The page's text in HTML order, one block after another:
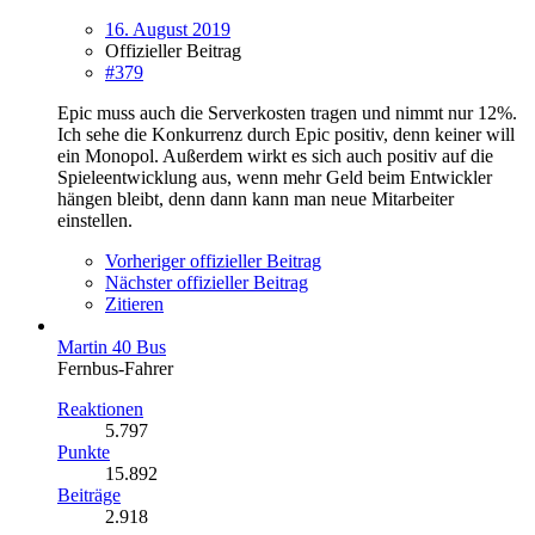
16. August 2019
Offizieller Beitrag
#379
Epic muss auch die Serverkosten tragen und nimmt nur 12%.
Ich sehe die Konkurrenz durch Epic positiv, denn keiner will
ein Monopol. Außerdem wirkt es sich auch positiv auf die
Spieleentwicklung aus, wenn mehr Geld beim Entwickler
hängen bleibt, denn dann kann man neue Mitarbeiter
einstellen.
Vorheriger offizieller Beitrag
Nächster offizieller Beitrag
Zitieren
Martin 40 Bus
Fernbus-Fahrer
Reaktionen
5.797
Punkte
15.892
Beiträge
2.918